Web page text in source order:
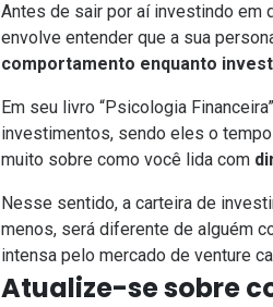
Antes de sair por aí investindo em
envolve entender que a sua
comportamento enquanto
Em seu livro “Psicologia
investimentos, sendo eles o
muito sobre como você lida com
Nesse sentido, acarteira de
menos, será diferente de alguém
intensa pelo mercado de venture
Atualize-se sobre